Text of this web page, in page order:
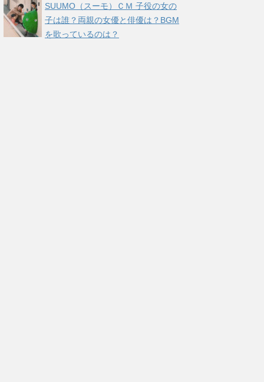
SUUMO（スーモ）ＣＭ 子役の女の
子は誰？両親の女優と俳優は？BGM
を歌っているのは？